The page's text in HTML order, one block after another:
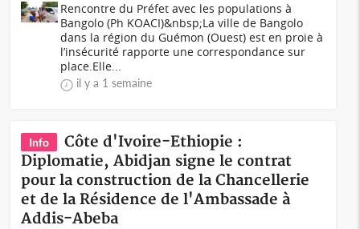
Rencontre du Préfet avec les populations à
Bangolo (Ph KOACI)&nbsp;La ville de Bangolo
dans la région du Guémon (Ouest) est en proie à
l’insécurité rapporte une correspondance sur
place.Elle...
il y a 1 semaine
Info
Côte d'Ivoire-Ethiopie :
Diplomatie, Abidjan signe le contrat
pour la construction de la Chancellerie
et de la Résidence de l'Ambassade à
Addis-Abeba